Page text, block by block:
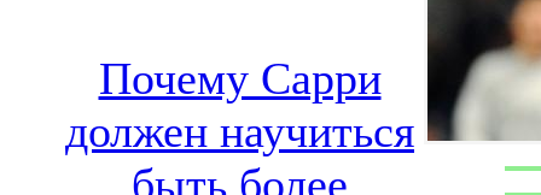
Почему Сарри
должен научиться
быть более